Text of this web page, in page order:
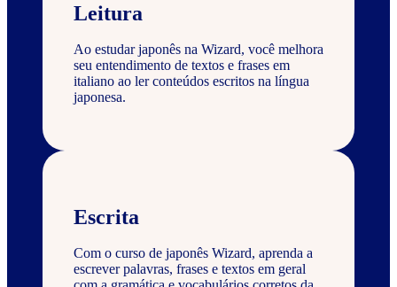
Leitura
Ao estudar japonês na Wizard, você melhora
seu entendimento de textos e frases em
italiano ao ler conteúdos escritos na língua
japonesa.
Escrita
Com o curso de japonês Wizard, aprenda a
escrever palavras, frases e textos em geral